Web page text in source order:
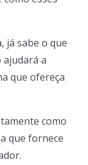
já sabe o que
ajudará a
que ofereça
como
que fornece